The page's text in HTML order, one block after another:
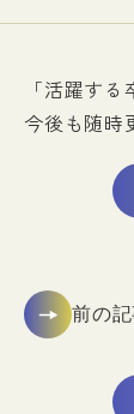
お問
対象者別
「活躍す
今後も随時
前の